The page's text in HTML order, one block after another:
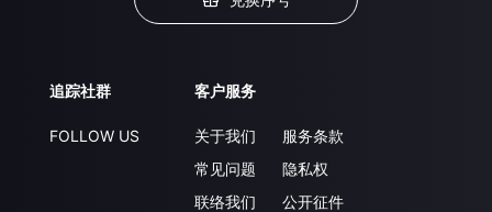
追踪社群
FOLLOW US
客户服务
关于我们
常见问题
联络我们
服务条款
隐私权
公开征件